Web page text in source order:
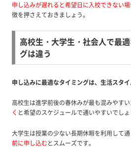
申し込みが遅れると希望日に入校できない
徴を押さえておきましょう。
高校生・大学生・社会人で最
グは違う
申し込みに最適なタイミングは、生活スタ
高校生は進学前後の春休みが最も混みやすい
く と希望のスケジュールで通いやすいでしょ
大学生は授業の少ない長期休暇を利用して通
前に申し込むとスムーズです。